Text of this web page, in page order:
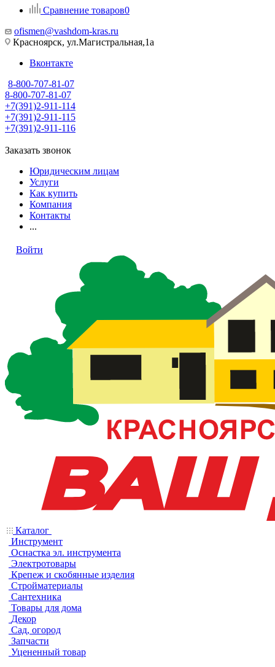
Сравнение товаров0
ofismen@vashdom-kras.ru
Красноярск, ул.Магистральная,1а
Вконтакте
8-800-707-81-07
8-800-707-81-07
+7(391)2-911-114
+7(391)2-911-115
+7(391)2-911-116
Заказать звонок
Юридическим лицам
Услуги
Как купить
Компания
Контакты
...
Войти
Каталог
Инструмент
Оснастка эл. инструмента
Электротовары
Крепеж и скобянные изделия
Стройматериалы
Сантехника
Товары для дома
Декор
Сад, огород
Запчасти
Уцененный товар